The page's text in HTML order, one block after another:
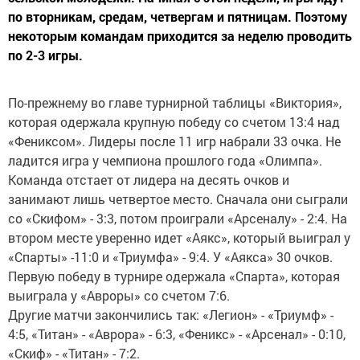
по вторникам, средам, четвергам и пятницам. Поэтому
некоторым командам приходится за неделю проводить
по 2-3 игры.
По-прежнему во главе турнирной таблицы «Виктория»,
которая одержала крупную победу со счетом 13:4 над
«Фениксом». Лидеры после 11 игр набрали 33 очка. Не
ладится игра у чемпиона прошлого года «Олимпа».
Команда отстает от лидера на десять очков и
занимают лишь четвертое место. Сначала они сыграли
со «Скифом» - 3:3, потом проиграли «Арсеналу» - 2:4. На
втором месте уверенно идет «Аякс», который выиграл у
«Спарты» -11:0 и «Триумфа» - 9:4. У «Аякса» 30 очков.
Первую победу в турнире одержала «Спарта», которая
выиграла у «Авроры» со счетом 7:6.
Другие матчи закончились так: «Легион» - «Триумф» -
4:5, «Титан» - «Аврора» - 6:3, «Феникс» - «Арсенал» - 0:10,
«Скиф» - «Титан» - 7:2.